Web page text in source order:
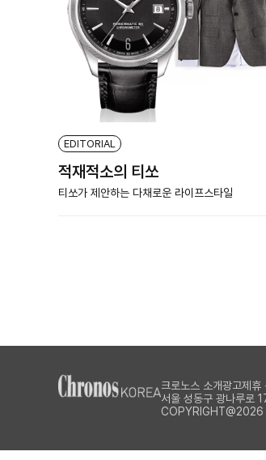
EDITORIAL
적재적소의 티쏘
티쏘가 제안하는 다채로운 라이프스타일
크로노스 소개광고제휴
서울 성동구 광나루로